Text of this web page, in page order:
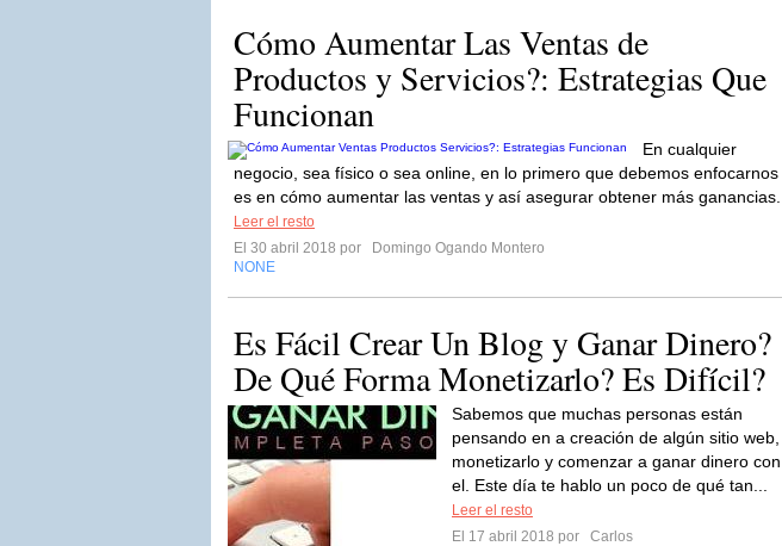
Cómo Aumentar Las Ventas de
Productos y Servicios?: Estrategias Que
Funcionan
En cualquier
negocio, sea físico o sea online, en lo primero que debemos enfocarnos
es en cómo aumentar las ventas y así asegurar obtener más ganancias.
Leer el resto
El 30 abril 2018 por
Domingo Ogando Montero
NONE
Es Fácil Crear Un Blog y Ganar Dinero?
De Qué Forma Monetizarlo? Es Difícil?
Sabemos que muchas personas están
pensando en a creación de algún sitio web,
monetizarlo y comenzar a ganar dinero con
el. Este día te hablo un poco de qué tan...
Leer el resto
El 17 abril 2018 por
Carlos